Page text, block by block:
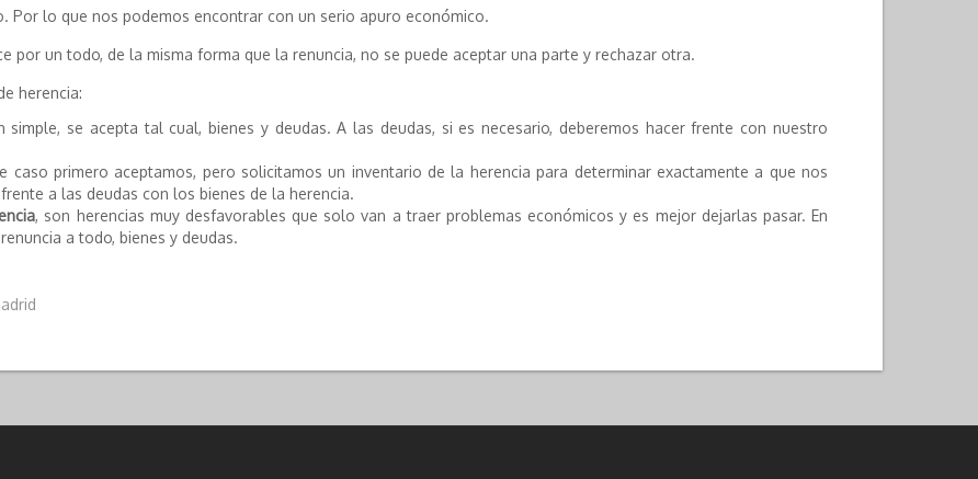
Por lo que nos podemos encontrar con un serio apuro económico.
por un todo, de la misma forma que la renuncia, no se puede aceptar una parte y rechazar otra.
herencia:
simple, se acepta tal cual, bienes y deudas. A las deudas, si es necesario, deberemos hacer frente con nuestro
caso primero aceptamos, pero solicitamos un inventario de la herencia para determinar exactamente a que nos
a las deudas con los bienes de la herencia.
, son herencias muy desfavorables que solo van a traer problemas económicos y es mejor dejarlas pasar. En
a todo, bienes y deudas.